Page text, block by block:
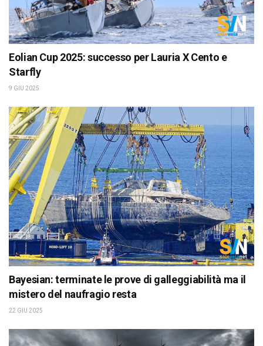
Eolian Cup 2025: successo per Lauria X Cento e
Starfly
9 GIU 2025
Bayesian: terminate le prove di galleggiabilità ma il
mistero del naufragio resta
22 GIU 2025